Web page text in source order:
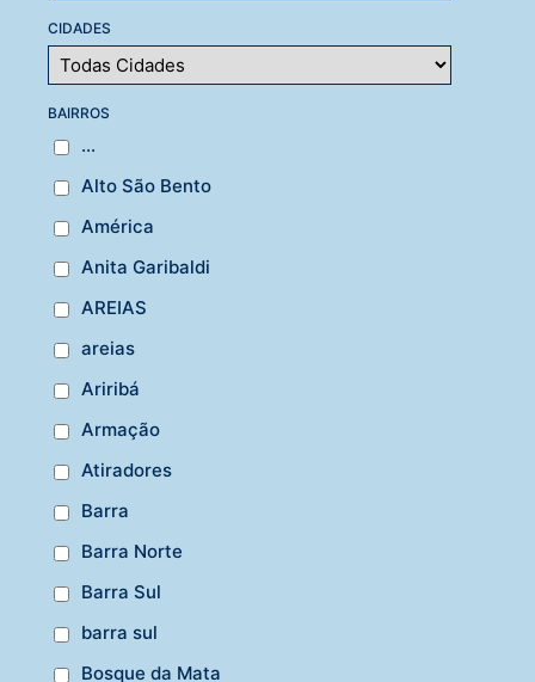
CIDADES
BAIRROS
...
Alto São Bento
América
Anita Garibaldi
AREIAS
areias
Ariribá
Armação
Atiradores
Barra
Barra Norte
Barra Sul
barra sul
Bosque da Mata